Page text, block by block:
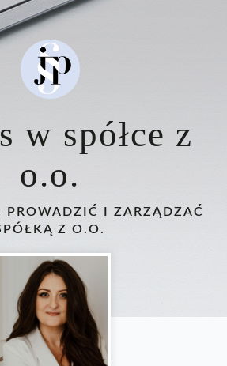
w spółce z
o.o.
PROWADZIĆ I ZARZĄDZAĆ
Z O.O.